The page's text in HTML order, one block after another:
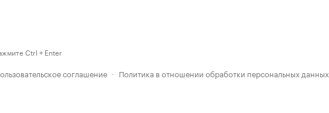
Ctrl + Enter
соглашение · Политика в отношении обработки персональных данных